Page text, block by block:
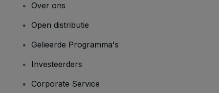
Over ons
Open distributie
Gelieerde Programma's
Investeerders
Corporate Service